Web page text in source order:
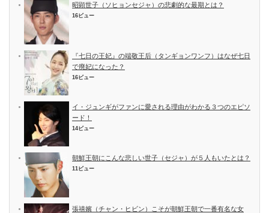
昭顕世子（ソヒョンセジャ）の悲劇的な最期とは？
16ビュー
『七日の王妃』の端敬王后（タンギョンワンフ）はなぜ七日
で廃妃になった？
16ビュー
イ・ジュンギがファンに愛される理由がわかる３つのエピソ
ード！
14ビュー
朝鮮王朝にこんな悲しい世子（セジャ）が５人もいたとは？
11ビュー
張禧嬪（チャン・ヒビン）こそが朝鮮王朝で一番有名な女